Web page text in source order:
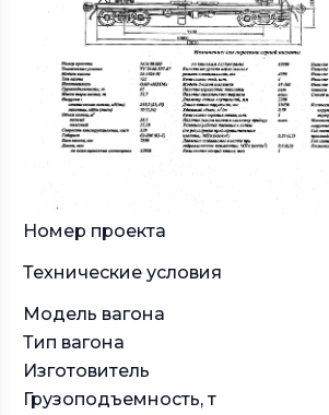
Номер проекта
Технические условия
Модель вагона
Тип вагона
Изготовитель
Грузоподъемность, т